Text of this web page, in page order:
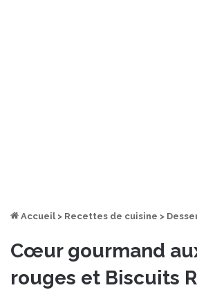
Accueil > Recettes de cuisine >
Cœur gourmand
rouges et Biscuits